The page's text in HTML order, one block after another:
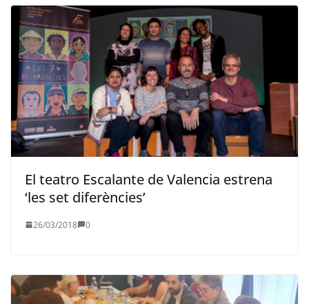
El teatro Escalante de Valencia estrena
‘les set diferències’
26/03/2018 0